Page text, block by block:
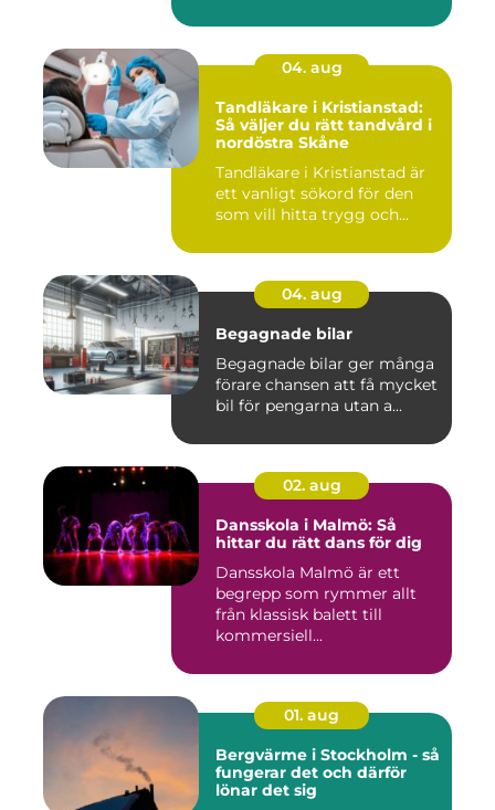
04. aug
Tandläkare i Kristianstad:
Så väljer du rätt tandvård i
nordöstra Skåne
Tandläkare i Kristianstad är
ett vanligt sökord för den
som vill hitta trygg och...
04. aug
Begagnade bilar
Begagnade bilar ger många
förare chansen att få mycket
bil för pengarna utan a...
02. aug
Dansskola i Malmö: Så
hittar du rätt dans för dig
Dansskola Malmö är ett
begrepp som rymmer allt
från klassisk balett till
kommersiell...
01. aug
Bergvärme i Stockholm - så
fungerar det och därför
lönar det sig